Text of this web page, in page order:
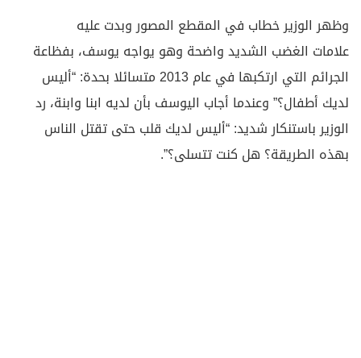
وظهر الوزير خطاب في المقطع المصور وبدت عليه
علامات الغضب الشديد واضحة وهو يواجه يوسف، بفظاعة
الجرائم التي ارتكبها في عام 2013 متسائلا بحدة: “أليس
لديك أطفال؟” وعندما أجاب اليوسف بأن لديه ابنا وابنة، رد
الوزير باستنكار شديد: “أليس لديك قلب حتى تقتل الناس
بهذه الطريقة؟ هل كنت تتسلى؟”.